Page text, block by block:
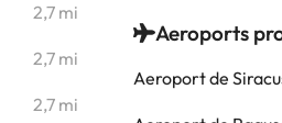
2,7 mi
2,7 mi
2,7 mi
Aeroports
Aeroport de